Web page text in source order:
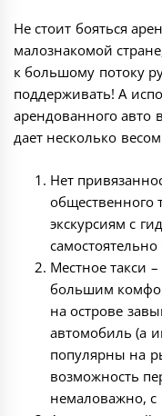
Не стоит бояться
малознакомой
к большому потоку
поддерживать! А
арендованного авто
дает несколько
Нет
общественного
экскурсиям с
Местное такси
большим
на острове
автомобиль (а
популярны на
возможность
немаловажно,